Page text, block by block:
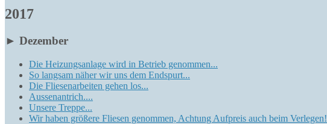
2017
► Dezember
Die Heizungsanlage wird in Betrieb genommen...
So langsam näher wir uns dem Endspurt...
Die Fliesenarbeiten gehen los...
Aussenantrich....
Unsere Treppe...
Wir haben größere Fliesen genommen, Achtung Aufpreis auch beim Verlegen!